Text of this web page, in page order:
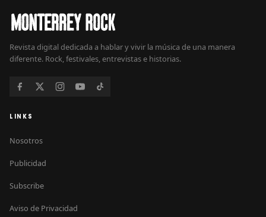
Revista digital dedicada a hablar y vivir la música de una manera
diferente. Rock, festivales, entrevistas e historias.
LINKS
Nosotros
Publicidad
Subscribe
Aviso de Privacidad